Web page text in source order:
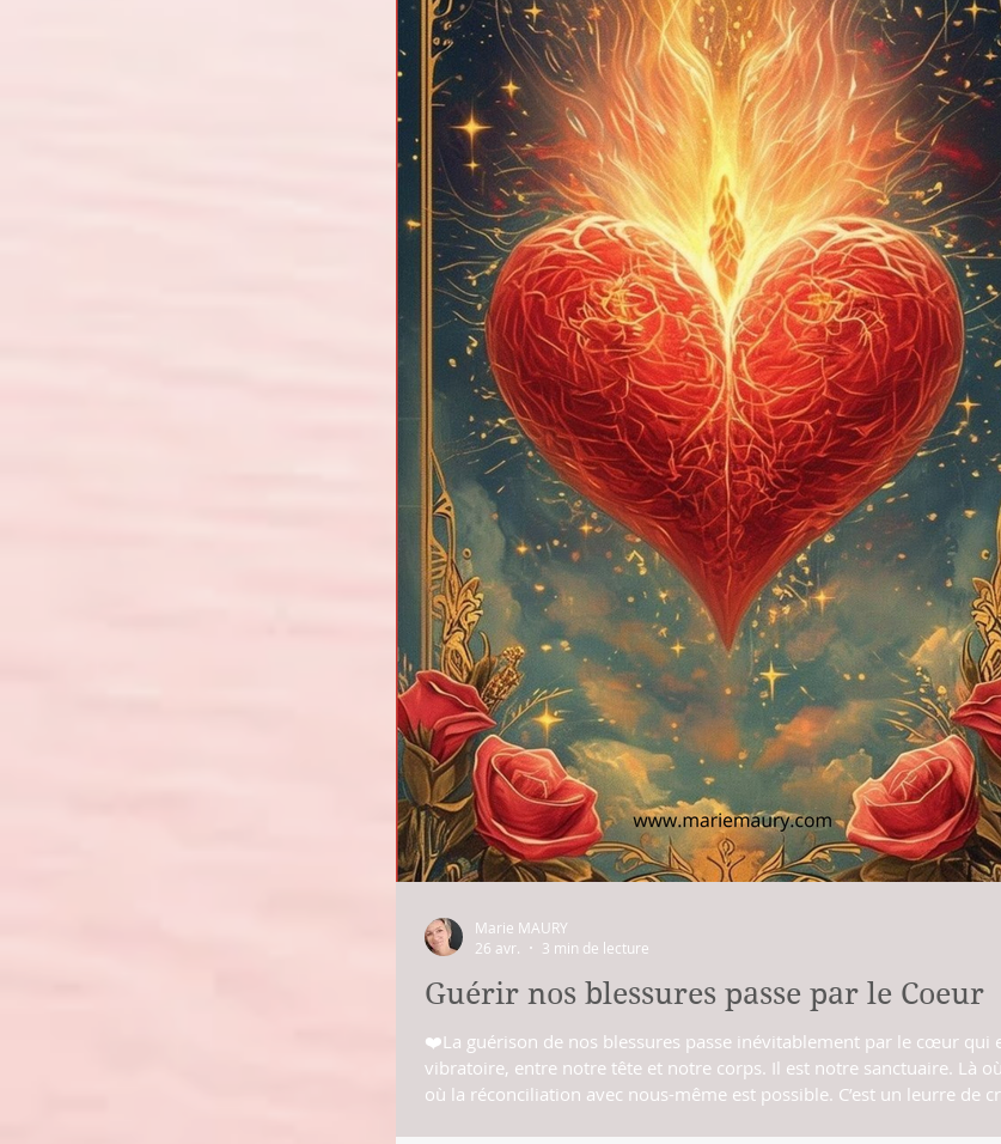
Guérir nos blessures passe par le Coeur
❤️La guérison de nos blessures passe inévitablement par le cœur qui
vibratoire, entre notre tête et notre corps. Il est notre sanctuaire. Là
où la réconciliation avec nous-même est possible. C’est un leurre de croire que seules nos
Marie MAURY
26 avr.
3 min de lecture